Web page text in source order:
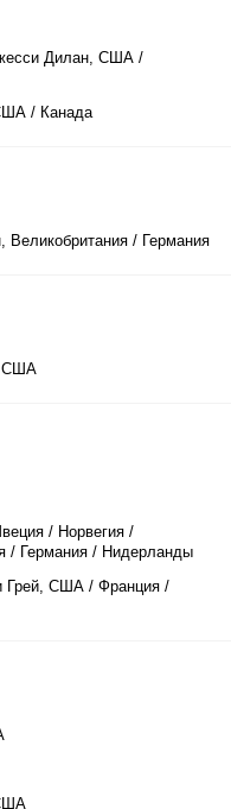
Дилан, США /
/ Канада
Великобритания / Германия
США
/ Норвегия /
/ Германия / Нидерланды
Грей, США / Франция /